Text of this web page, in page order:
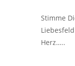
Stimme
Herz…..